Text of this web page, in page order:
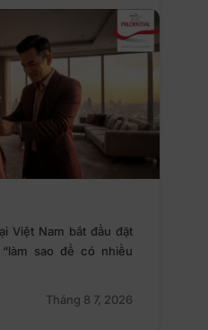
Việt Nam bắt đầu đặt
sao để có nhiều
Tháng 8 7, 2026